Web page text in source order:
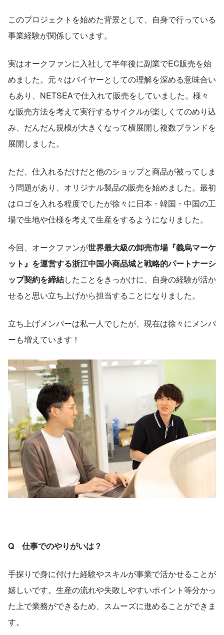
このプロジェクトを始めた背景として、自身で行っている
事業経験が関係しています。
実はオークファンに入社して半年後に副業でEC販売を始
めました。元々はバイヤーとしての理解を深める意味合い
もあり、NETSEAで仕入れて販売をしていました。様々
な販売方法を考えて実行するサイクルが楽しくてのめり込
み、だんだん規模が大きくなって横展開し複数ブランドを
展開しました。
ただ、仕入れるだけだと他のショップと商品が被ってしま
う問題があり、オリジナル製品の販売を始めました。最初
はロゴを入れる程度でしたが徐々に日本・韓国・中国の工
場で生地や仕様を考えて生産をするようになりました。
今回、オークファンが世界最大級の卸売市場『義烏マーケ
ット』を運営する浙江中国小商品城と戦略的パートナーシ
ップ契約を締結したことをきっかけに、自身の経験が活か
せると思い立ち上げから担当することになりました。
立ち上げメンバーは私一人でしたが、現在は徐々にメンバ
ーも増えています！
Q　仕事でのやりがいは？
手探りで身に付けた経験やスキルが事業で活かせることが
嬉しいです。生産の流れや失敗しやすいポイント等分かっ
た上で業務ができるため、スムーズに進めることができま
す。